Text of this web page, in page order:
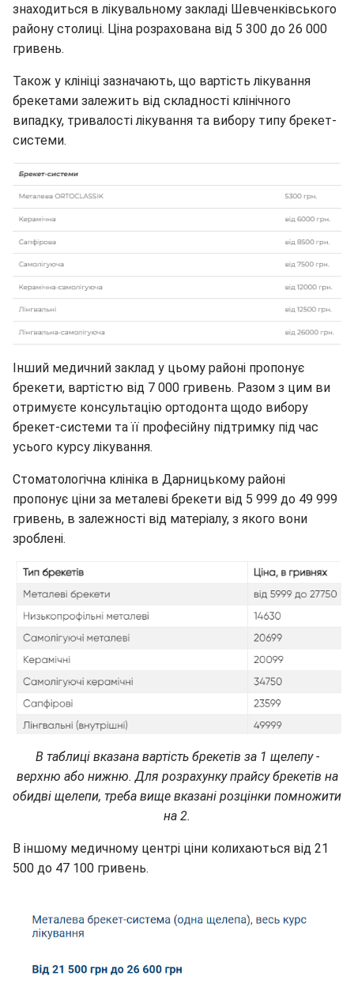
знаходиться в лікувальному закладі Шевченківського
району столиці. Ціна розрахована від 5 300 до 26 000
гривень.
Також у клініці зазначають, що вартість лікування
брекетами залежить від складності клінічного
випадку, тривалості лікування та вибору типу брекет-
системи.
Інший медичний заклад у цьому районі пропонує
брекети, вартістю від 7 000 гривень. Разом з цим ви
отримуєте консультацію ортодонта щодо вибору
брекет-системи та її професійну підтримку під час
усього курсу лікування.
Стоматологічна клініка в Дарницькому районі
пропонує ціни за металеві брекети від 5 999 до 49 999
гривень, в залежності від матеріалу, з якого вони
зроблені.
В таблиці вказана вартість брекетів за 1 щелепу -
верхню або нижню. Для розрахунку прайсу брекетів на
обидві щелепи, треба вище вказані розцінки помножити
на 2.
В іншому медичному центрі ціни колихаються від 21
500 до 47 100 гривень.